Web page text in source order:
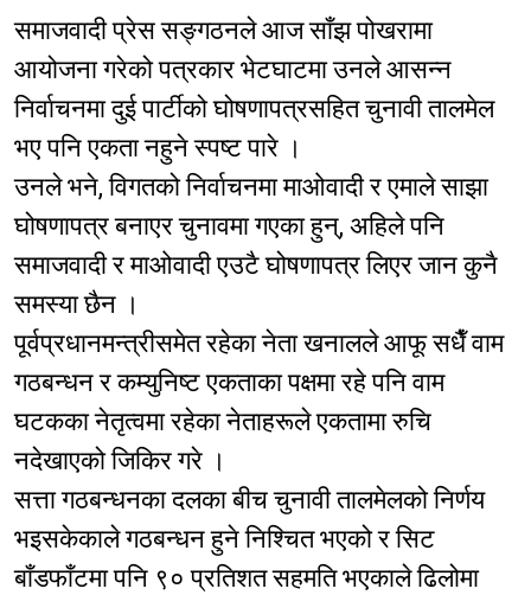
समाजवादी प्रेस सङ्गठनले आज साँझ पोखरामा
आयोजना गरेको पत्रकार भेटघाटमा उनले आसन्न
निर्वाचनमा दुई पार्टीको घोषणापत्रसहित चुनावी तालमेल
भए पनि एकता नहुने स्पष्ट पारे ।
उनले भने, विगतको निर्वाचनमा माओवादी र एमाले साझा
घोषणापत्र बनाएर चुनावमा गएका हुन्, अहिले पनि
समाजवादी र माओवादी एउटै घोषणापत्र लिएर जान कुनै
समस्या छैन ।
पूर्वप्रधानमन्त्रीसमेत रहेका नेता खनालले आफू सधैँ वाम
गठबन्धन र कम्युनिष्ट एकताका पक्षमा रहे पनि वाम
घटकका नेतृत्वमा रहेका नेताहरूले एकतामा रुचि
नदेखाएको जिकिर गरे ।
सत्ता गठबन्धनका दलका बीच चुनावी तालमेलको निर्णय
भइसकेकाले गठबन्धन हुने निश्चित भएको र सिट
बाँडफाँटमा पनि ९० प्रतिशत सहमति भएकाले ढिलोमा